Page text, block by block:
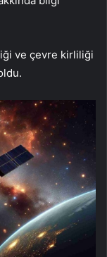
ve çevre kirliliği